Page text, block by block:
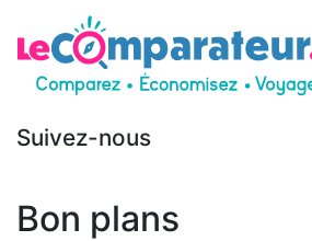
Suivez-nous
Bon plans